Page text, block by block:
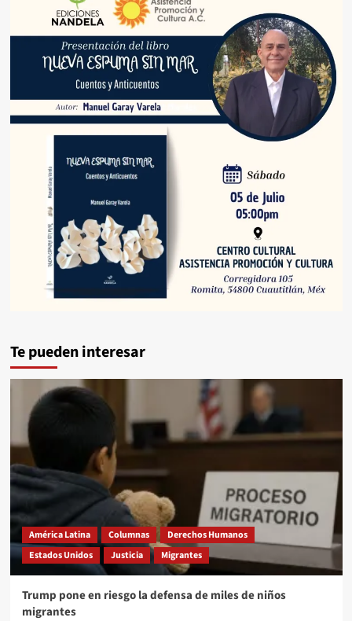
Te pueden interesar
América Latina Columnas
Derechos Humanos
Estados Unidos
Justicia Migrantes
Trump pone en riesgo la defensa de miles de niños
migrantes